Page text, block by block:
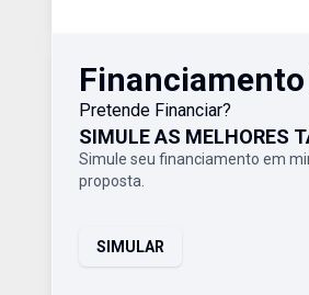
Pretende Financiar?
SIMULE AS MELHORES
Simule seu financiamento em
proposta.
SIMULAR